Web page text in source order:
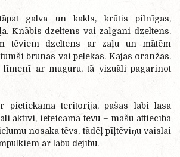
galva un kakls, krūtis pilnīgas,
Knābis dzeltens vai zaļgani dzeltens.
tēviem dzeltens ar zaļu un mātēm
brūnas vai pelēkas. Kājas oranžas.
līmenī ar muguru, tā vizuāli pagarinot
pietiekama teritorija, pašas labi lasa
aktīvi, ieteicamā tēvu – māšu attiecība
nosaka tēvs, tādēļ pīļtēviņu vaislai
ar labu dējību.